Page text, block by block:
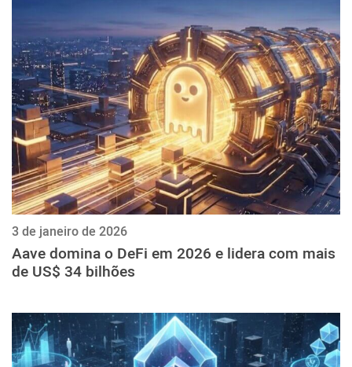
3 de janeiro de 2026
Aave domina o DeFi em 2026 e lidera com mais
de US$ 34 bilhões